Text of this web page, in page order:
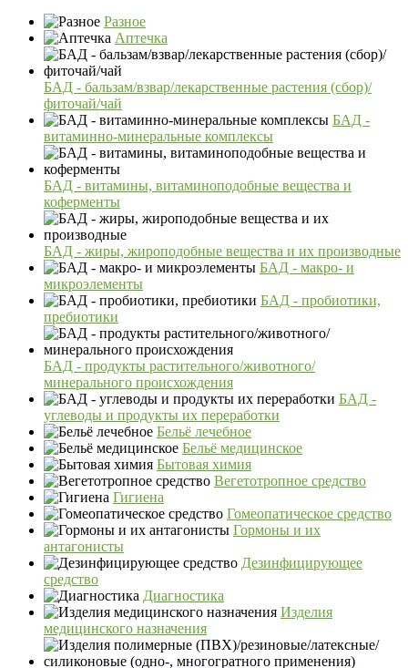
Разное
Аптечка
БАД - бальзам/взвар/лекарственные растения (сбор)/
фиточай/чай
БАД -
витаминно-минеральные комплексы
БАД - витамины, витаминоподобные вещества и
коферменты
БАД - жиры, жироподобные вещества и их производные
БАД - макро- и
микроэлементы
БАД - пробиотики,
пребиотики
БАД - продукты растительного/животного/
минерального происхождения
БАД -
углеводы и продукты их переработки
Бельё лечебное
Бельё медицинское
Бытовая химия
Вегетотропное средство
Гигиена
Гомеопатическое средство
Гормоны и их
антагонисты
Дезинфицирующее
средство
Диагностика
Изделия
медицинского назначения